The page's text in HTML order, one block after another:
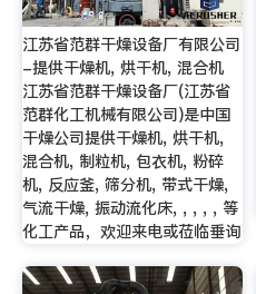
江苏省范群干燥设备厂有限公司
-提供干燥机, 烘干机, 混合机
江苏省范群干燥设备厂(江苏省
范群化工机械有限公司)是中国
干燥公司提供干燥机, 烘干机,
混合机, 制粒机, 包衣机, 粉碎
机, 反应釜, 筛分机, 带式干燥,
气流干燥, 振动流化床, , , , , 等
化工产品，欢迎来电或莅临垂询